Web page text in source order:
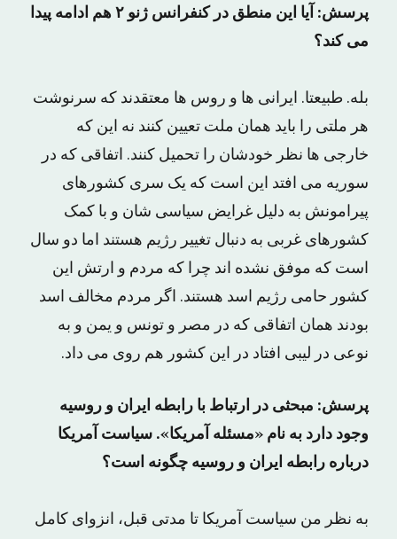
پرسش: آیا این منطق در کنفرانس ژنو ۲ هم ادامه پیدا
می کند؟
بله. طبیعتا. ایرانی ها و روس ها معتقدند که سرنوشت
هر ملتی را باید همان ملت تعیین کنند نه این که
خارجی ها نظر خودشان را تحمیل کنند. اتفاقی که در
سوریه می افتد این است که یک سری کشورهای
پیرامونش به دلیل غرایض سیاسی شان و با کمک
کشورهای غربی به دنبال تغییر رژیم هستند اما دو سال
است که موفق نشده اند چرا که مردم و ارتش این
کشور حامی رژیم اسد هستند. اگر مردم مخالف اسد
بودند همان اتفاقی که در مصر و تونس و یمن و به
نوعی در لیبی افتاد در این کشور هم روی می داد.
پرسش: مبحثی در ارتباط با رابطه ایران و روسیه
وجود دارد به نام «مسئله آمریکا». سیاست آمریکا
درباره رابطه ایران و روسیه چگونه است؟
به نظر من سیاست آمریکا تا مدتی قبل، انزوای کامل